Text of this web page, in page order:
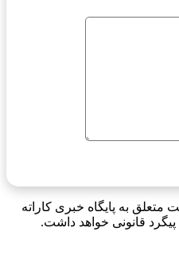
به پایگاه خبری کاراته
قانونی خواهد داشت.